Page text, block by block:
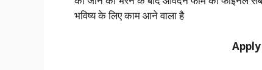
भविष्य के लिए काम आने वाला है